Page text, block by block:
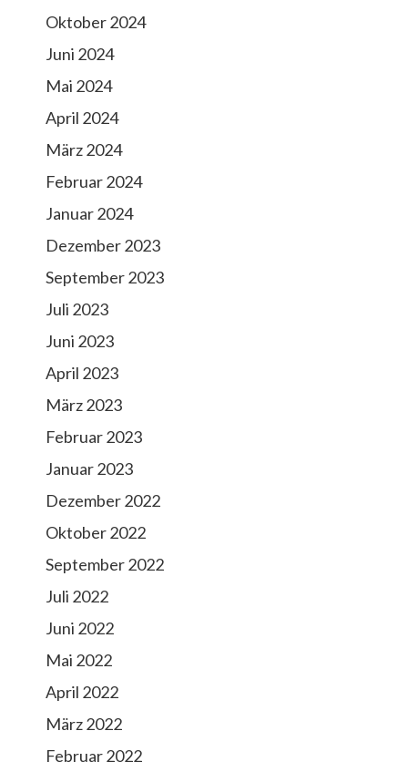
Oktober 2024
Juni 2024
Mai 2024
April 2024
März 2024
Februar 2024
Januar 2024
Dezember 2023
September 2023
Juli 2023
Juni 2023
April 2023
März 2023
Februar 2023
Januar 2023
Dezember 2022
Oktober 2022
September 2022
Juli 2022
Juni 2022
Mai 2022
April 2022
März 2022
Februar 2022